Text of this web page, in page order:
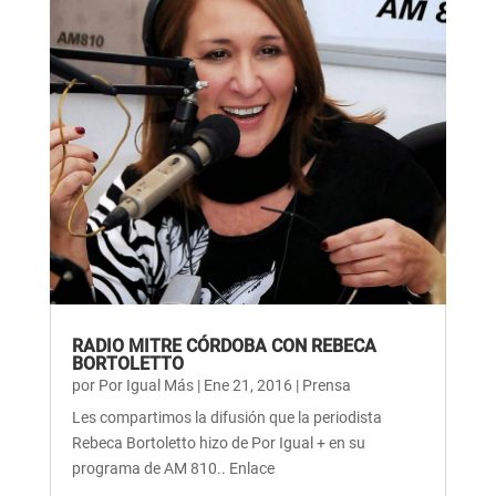
RADIO MITRE CÓRDOBA CON REBECA
BORTOLETTO
por Por Igual Más| Ene 21, 2016 | Prensa
Les compartimos la difusión que la periodista
Rebeca Bortoletto hizo de Por Igual + en su
programa de AM 810.. Enlace